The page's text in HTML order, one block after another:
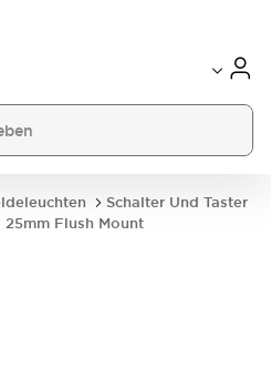
Schalter Und Taster
25mm Flush Mount